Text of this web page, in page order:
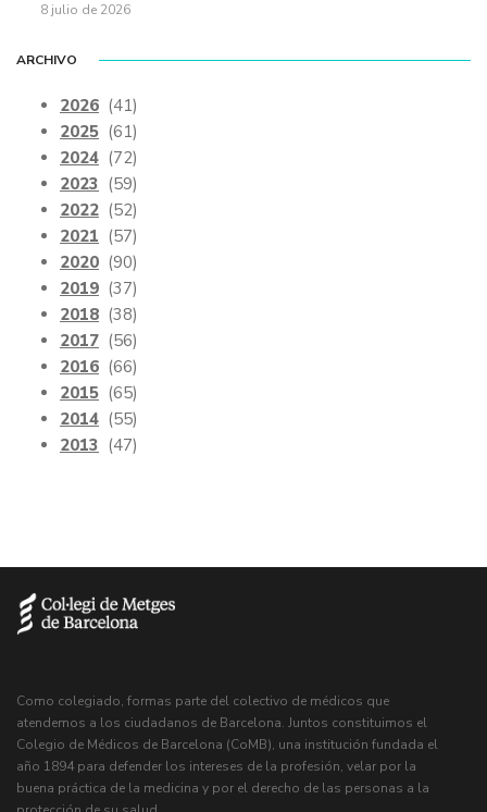
8 julio de 2026
ARCHIVO
2026 (41)
2025 (61)
2024 (72)
2023 (59)
2022 (52)
2021 (57)
2020 (90)
2019 (37)
2018 (38)
2017 (56)
2016 (66)
2015 (65)
2014 (55)
2013 (47)
Como colegiado, formas parte del colectivo de médicos que
atendemos a los ciudadanos de Barcelona. Juntos constituimos el
Colegio de Médicos de Barcelona (CoMB), una institución fundada el
año 1894 para defender los intereses de la profesión, velar por la
buena práctica de la medicina y por el derecho de las personas a la